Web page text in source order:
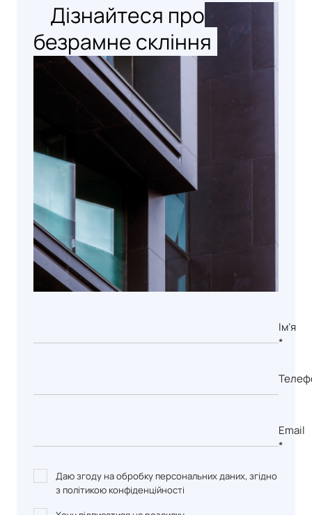
Дізнайтеся про
безрамне скління
Ім’я
*
Email
*
Даю згоду на обробку персональних даних, згідно
з політикою конфіденційності